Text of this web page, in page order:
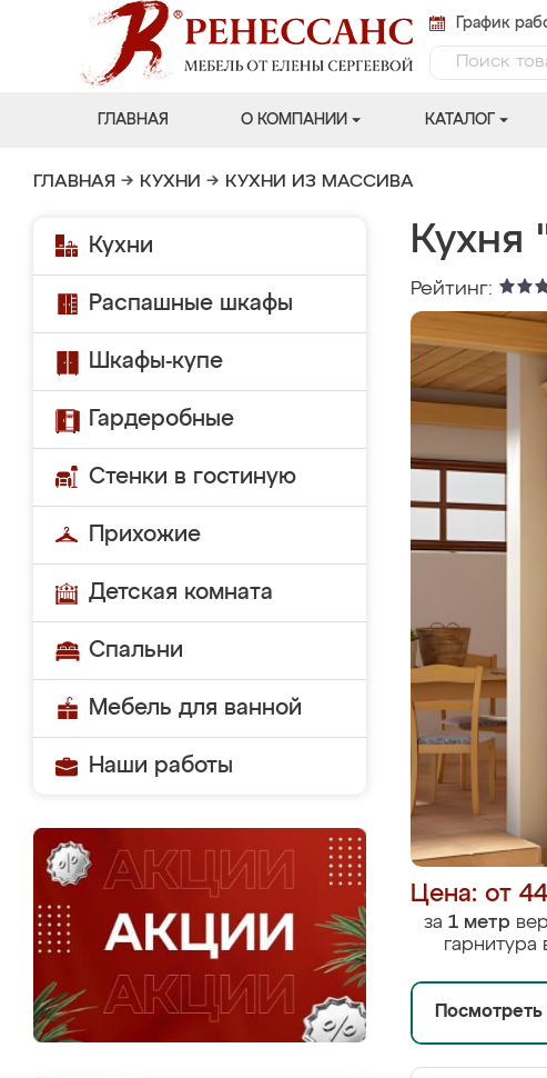
График
ГЛАВНАЯ О КОМПАНИИ КАТАЛОГ
ГЛАВНАЯ → КУХНИ → КУХНИ ИЗ МАССИВА
Кухни
Распашные шкафы
Шкафы-купе
Гардеробные
Стенки в гостиную
Прихожие
Детская комната
Спальни
Мебель для ванной
Наши работы
Кухня
Рейтинг:
Цена: от
за 1 метр
гарнитура